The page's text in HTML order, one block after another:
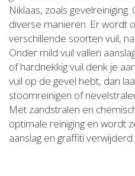
Niklaas, zoals
diverse manieren. Er wordt
verschillende soorten vuil,
Onder mild vuil vallen
of hardnekkig vuil denk je
vuil op de gevel hebt, dan
stoomreinigen of
Met zandstralen en
optimale reiniging en wordt
aanslag en graffiti verwijderd.